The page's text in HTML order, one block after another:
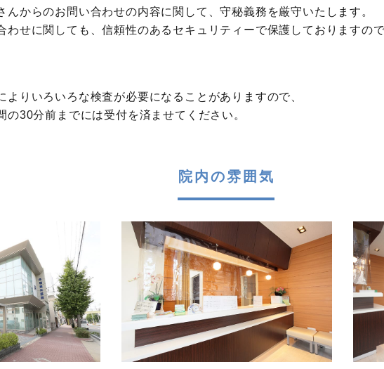
んからのお問い合わせの内容に関して、守秘義務を厳守いたします。
わせに関しても、信頼性のあるセキュリティーで保護しておりますの
よりいろいろな検査が必要になることがありますので、
の30分前までには受付を済ませてください。
院内の雰囲気